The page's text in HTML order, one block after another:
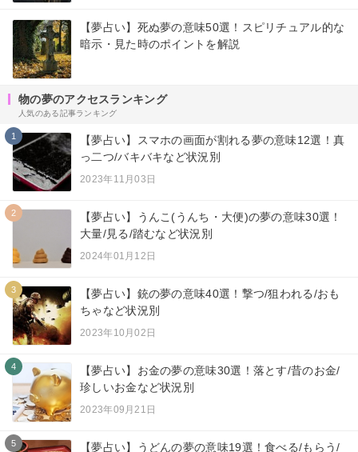
【夢占い】死ぬ夢の意味50選！スピリチュアル的な
暗示・見た時のポイントを解説
物の夢のアクセスランキング
人気のある記事ランキング
1
【夢占い】スマホの画面が割れる夢の意味12選！真
っ二つ/バキバキなど状況別
2023年11月03日
2
【夢占い】うんこ(うんち・大便)の夢の意味30選！
大量/見る/踏むなど状況別
2024年01月12日
3
【夢占い】銃の夢の意味40選！撃つ/狙われる/おも
ちゃなど状況別
2023年10月02日
4
【夢占い】お金の夢の意味30選！落とす/昔のお金/
珍しいお金など状況別
2023年09月21日
5
【夢占い】うどんの夢の意味19選！食べる/もらう/